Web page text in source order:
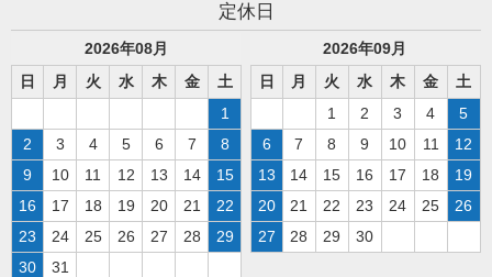
定休日
2026年08月
日
月 火 水 木 金
土
1
2
3 4 5 6 7
8
9
10 11 12 13 14
15
16
17 18 19 20 21
22
23
24 25 26 27 28
29
30
31
2026年09月
日
月 火 水 木 金
土
1
2 3 4
5
6
7 8 9 10 11
12
13
14 15 16 17 18
19
20
21 22 23 24 25
26
27
28 29 30